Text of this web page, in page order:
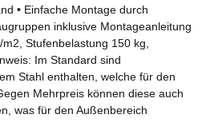
• Einfache Montage durch
inklusive Montageanleitung
Stufenbelastung 150 kg,
Im Standard sind
Stahl enthalten, welche für den
Mehrpreis können diese auch
was für den Außenbereich